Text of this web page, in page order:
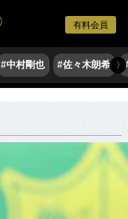
有料会員
#中村剛也 #佐々木朗希 〉